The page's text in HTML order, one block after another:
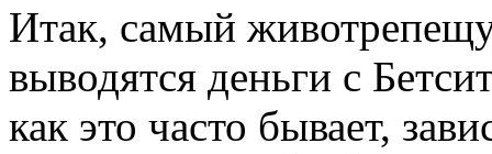
Итак, самый
выводятся деньги с
как это часто бывает,